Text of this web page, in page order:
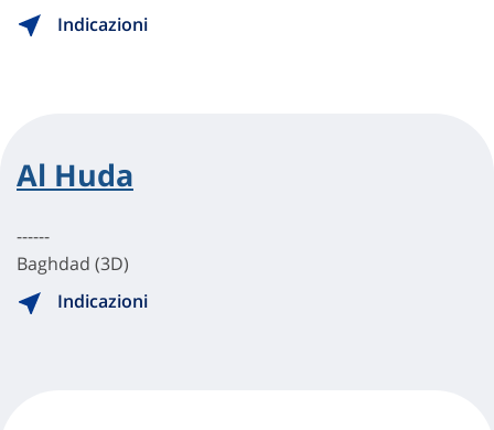
Indicazioni
Al Huda
------
Baghdad (3D)
Indicazioni